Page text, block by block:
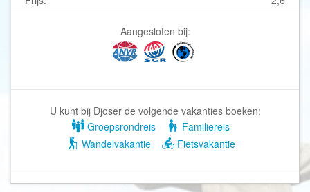
Aangesloten bij:
U kunt bij Djoser de volgende vakanties boeken:
Groepsrondreis
Familiereis
Wandelvakantie
Fietsvakantie